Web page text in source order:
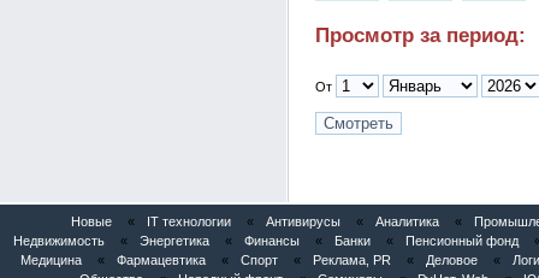
Просмотр за период:
От
Новые « IT технологии « Антивирусы « Аналитика «
Недвижимость
« Энергетика « Финансы « Банки « Пенсионный фонд
Медицина
« Фармацевтика « Спорт « Реклама, PR « Деловое «